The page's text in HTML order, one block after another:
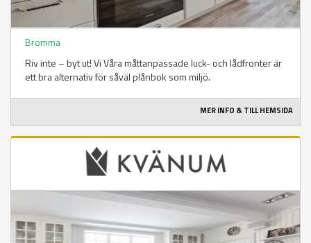
Bromma
Riv inte – byt ut! Vi Våra måttanpassade luck- och lådfronter är
ett bra alternativ för såväl plånbok som miljö.
MER INFO & TILL HEMSIDA